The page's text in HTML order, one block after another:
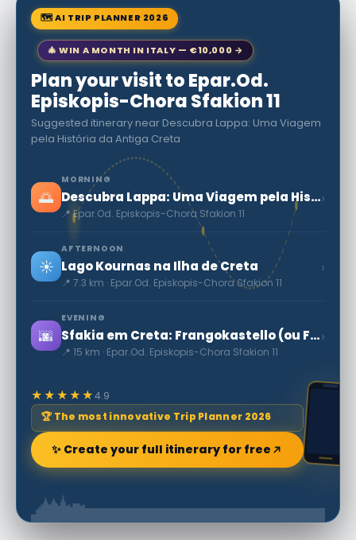
🗺 AI TRIP PLANNER 2026
🎄 WIN A MONTH IN ITALY — €10,000 →
Plan your visit to Epar.Od.
Episkopis-Chora Sfakion 11
Suggested itinerary near Descubra Lappa: Uma Viagem
pela História da Antiga Creta
🌅
MORNING
Descubra Lappa: Uma Viagem pela História da Antiga Creta
📍 Epar.Od. Episkopis-Chora Sfakion 11
›
☀️
AFTERNOON
Lago Kournas na Ilha de Creta
📍 7.3 km · Epar.Od. Episkopis-Chora Sfakion 11
›
🌆
EVENING
Sfakia em Creta: Frangokastello (ou Frangocastello)
📍 15 km · Epar.Od. Episkopis-Chora Sfakion 11
›
★★★★★4.9
🏆 The most innovative Trip Planner 2026
✨ Create your full itinerary for free